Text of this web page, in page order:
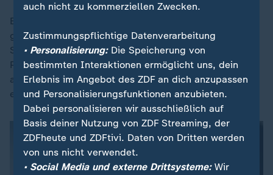
Es gibt aber natürlich auch andere Wege, die ich auch
gegangen bin. Ein paar Parkour Leute landen in der
Stuntbranche oder gehen zu TV-Formaten. Auch
Parkour-Shows bieten eine gute Möglichkeit an um
anGeld zu kommen, diese werden allerdings gerade
etwas seltener.
auch nicht zu kommerziellen Zwecken.
Zustimmungspflichtige Datenverarbeitung
• Personalisierung:Die Speicherung von
bestimmten Interaktionen ermöglicht uns, dein
Erlebnis im Angebot des ZDF an dich anzupassen
und Personalisierungsfunktionen anzubieten.
Dabei personalisieren wir ausschließlich auf
Basis deiner Nutzung von ZDF Streaming, der
ZDFheute und ZDFtivi. Daten von Dritten werden
von uns nicht verwendet.
• Social Media und externe Drittsysteme:Wir